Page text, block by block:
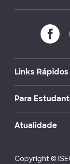
Links Rápidos
Para
Atualidade
Copyright ©